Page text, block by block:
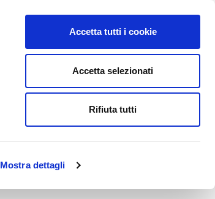
Mostra dettagli
Accetta tutti i cookie
Accetta selezionati
Rifiuta tutti
ACCEDI E CONTATTACI